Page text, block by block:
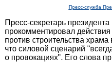
Пресс-служба
Пресс-секретарь
прокомментировал
против строительства
что силовой сценарий
о провокациях". Его слова